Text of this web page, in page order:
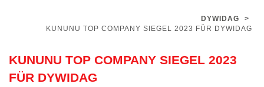
DYWIDAG
>
KUNUNU TOP COMPANY SIEGEL 2023 FÜR DYWIDAG
KUNUNU TOP COMPANY SIEGEL 2023
FÜR DYWIDAG